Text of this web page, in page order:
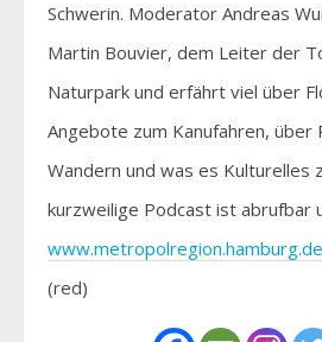
Schwerin. Moderator Andreas
Martin Bouvier, dem Leiter der
Naturpark und erfährt viel über
Angebote zum Kanufahren, über
Wandern und was es Kulturelles
kurzweilige Podcast ist abrufbar
(red)